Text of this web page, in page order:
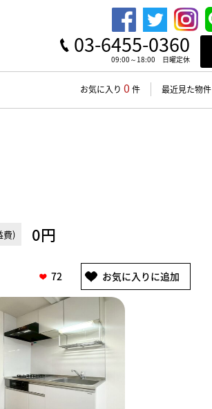
03-6455-0360
09:00～18:00 日曜定休
お気に入り 0 件 最近見た物件
費) 0円
72